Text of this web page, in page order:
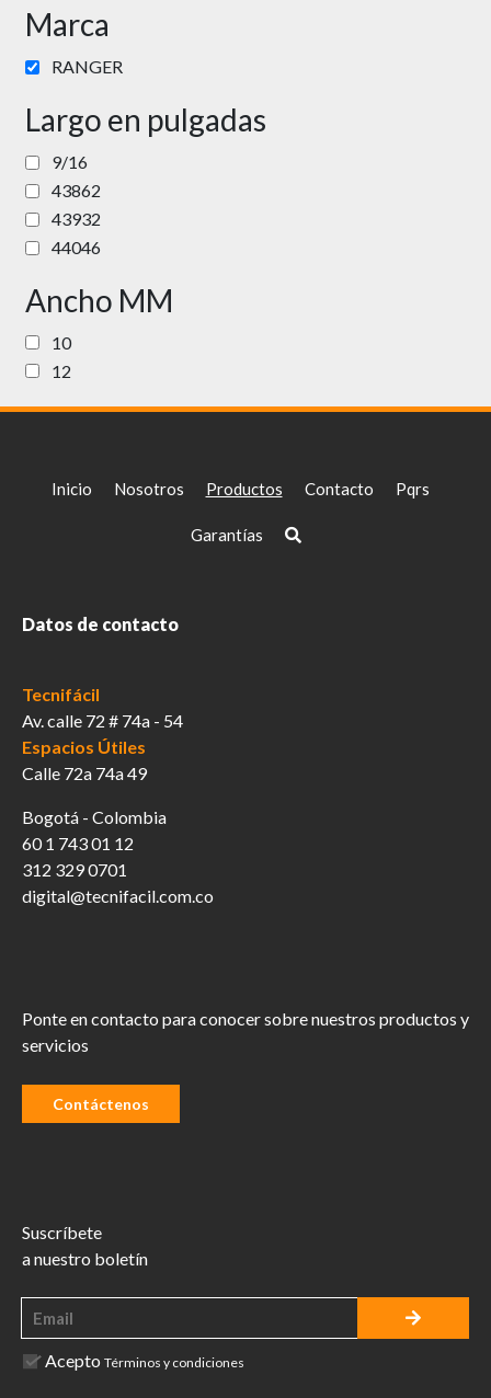
Marca
RANGER
Largo en pulgadas
9/16
43862
43932
44046
Ancho MM
10
12
Inicio Nosotros Productos Contacto Pqrs
Garantías
Datos de contacto
Tecnifácil
Av. calle 72 # 74a - 54
Espacios Útiles
Calle 72a 74a 49
Bogotá - Colombia
60 1 743 01 12
312 329 0701
digital@tecnifacil.com.co
Ponte en contacto para conocer sobre nuestros productos y
servicios
Contáctenos
Suscríbete
a nuestro boletín
Acepto Términos y condiciones